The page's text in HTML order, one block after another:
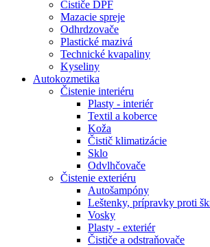
Čističe DPF
Mazacie spreje
Odhrdzovače
Plastické mazivá
Technické kvapaliny
Kyseliny
Autokozmetika
Čistenie interiéru
Plasty - interiér
Textil a koberce
Koža
Čistič klimatizácie
Sklo
Odvlhčovače
Čistenie exteriéru
Autošampóny
Leštenky, prípravky proti
Vosky
Plasty - exteriér
Čističe a odstraňovače